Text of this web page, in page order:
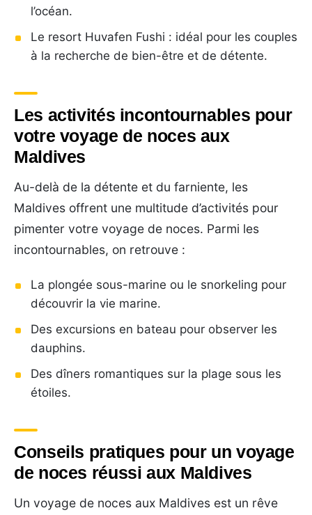
l’océan.
Le resort Huvafen Fushi : idéal pour les couples
à la recherche de bien-être et de détente.
Les activités incontournables pour
votre voyage de noces aux
Maldives
Au-delà de la détente et du farniente, les
Maldives offrent une multitude d’activités pour
pimenter votre voyage de noces. Parmi les
incontournables, on retrouve :
La plongée sous-marine ou le snorkeling pour
découvrir la vie marine.
Des excursions en bateau pour observer les
dauphins.
Des dîners romantiques sur la plage sous les
étoiles.
Conseils pratiques pour un voyage
de noces réussi aux Maldives
Un voyage de noces aux Maldives est un rêve